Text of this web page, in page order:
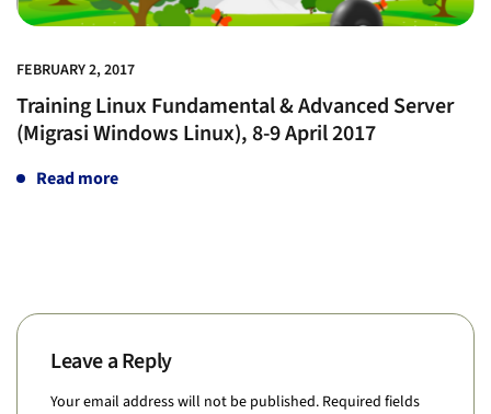
FEBRUARY 2, 2017
Training Linux Fundamental & Advanced Server
(Migrasi Windows Linux), 8-9 April 2017
Read more
Leave a Reply
Your email address will not be published. Required fields